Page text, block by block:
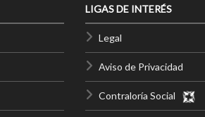
LIGAS DE INTERÉS
Legal
Aviso de Privacidad
Contraloría Social